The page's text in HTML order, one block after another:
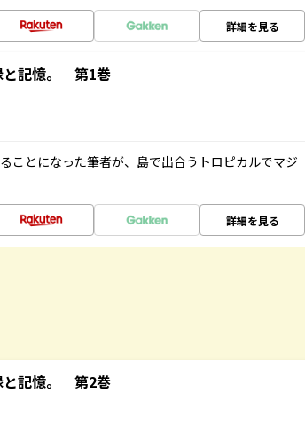
詳細を見る
と記憶。 第1巻
ことになった筆者が、島で出合うトロピカルでマジ
詳細を見る
と記憶。 第2巻